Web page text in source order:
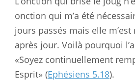
onction qui m’a été
jours passés mais elle
après jour. Voilà pourquoi
«Soyez continuellement
Esprit» (Ephésiens 5.18).